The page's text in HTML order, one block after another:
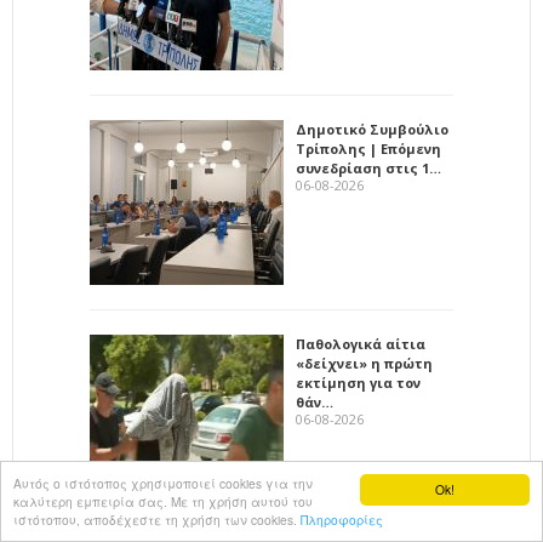
Ok!
Αυτός ο ιστότοπος χρησιμοποιεί cookies για την
καλύτερη εμπειρία σας. Με τη χρήση αυτού του
ιστότοπου, αποδέχεστε τη χρήση των cookies. Πληροφορίες
Δημοτικό Συμβούλιο
Τρίπολης | Επόμενη
συνεδρίαση στις 1…
06-08-2026
Παθολογικά αίτια
«δείχνει» η πρώτη
εκτίμηση για τον
θάν…
06-08-2026